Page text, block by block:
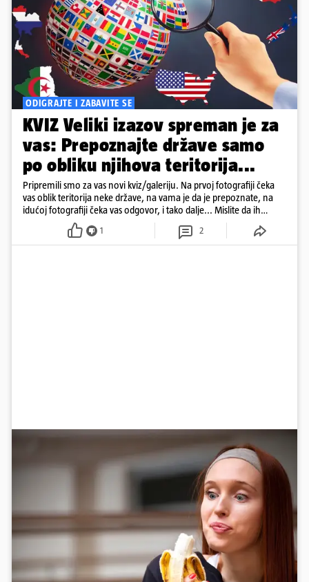
ODIGRAJTE I ZABAVITE SE
KVIZ Veliki izazov spreman je za
vas: Prepoznajte države samo
po obliku njihova teritorija...
Pripremili smo za vas novi kviz/galeriju. Na prvoj fotografiji čeka
vas oblik teritorija neke države, na vama je da je prepoznate, na
idućoj fotografiji čeka vas odgovor, i tako dalje... Mislite da ih
možete sve ispravno prepoznati? Neće vam biti lako... Odigrajte
kviz, malo se zabavite i barem na nekoliko trenutaka 'pobjegnite'
od toplinskog vala...
1 2